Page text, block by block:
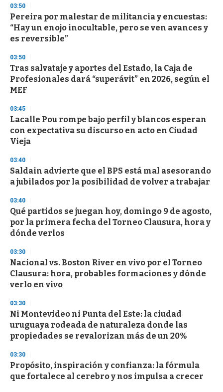
d
s
o
3
s
e
c
o
n
s
03:50
Pereira por malestar de militancia y encuestas:
“Hay un enojo inocultable, pero se ven avances y
es reversible”
03:50
Tras salvataje y aportes del Estado, la Caja de
Profesionales dará “superávit” en 2026, según el
MEF
03:45
Lacalle Pou rompe bajo perfil y blancos esperan
con expectativa su discurso en acto en Ciudad
Vieja
03:40
Saldain advierte que el BPS está mal asesorando
a jubilados por la posibilidad de volver a trabajar
03:40
Qué partidos se juegan hoy, domingo 9 de agosto,
por la primera fecha del Torneo Clausura, hora y
dónde verlos
03:30
Nacional vs. Boston River en vivo por el Torneo
Clausura: hora, probables formaciones y dónde
verlo en vivo
03:30
Ni Montevideo ni Punta del Este: la ciudad
uruguaya rodeada de naturaleza donde las
propiedades se revalorizan más de un 20%
03:30
Propósito, inspiración y confianza: la fórmula
que fortalece al cerebro y nos impulsa a crecer